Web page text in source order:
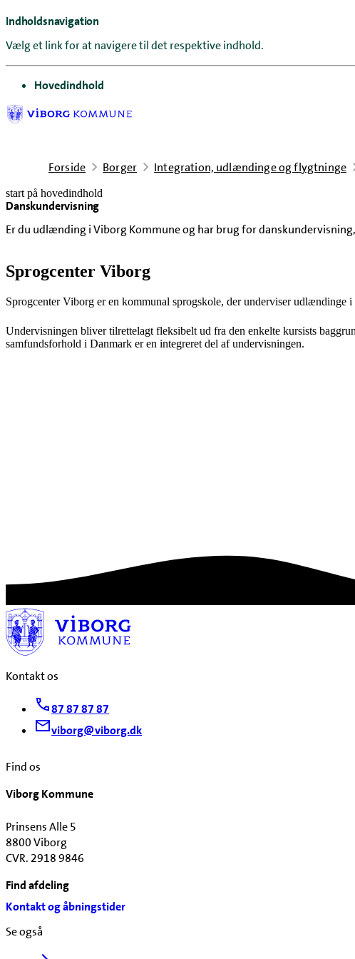
Indholdsnavigation
Vælg et link for at navigere til det respektive indhold.
gå til
Hovedindhold
Forside Borger Integration, udlændinge og flygtninge
start på hovedindhold
Danskundervisning
Er du udlænding i Viborg Kommune og har brug for
senest opdateret 18. februar 2026
Sprogcenter Viborg
Sprogcenter Viborg er en kommunal sprogskole, der underviser udlændinge
Undervisningen bliver tilrettelagt fleksibelt ud fra den enkelte kursists
samfundsforhold i Danmark er en integreret del af undervisningen.
Kontakt os
87 87 87 87
viborg@viborg.dk
Find os
Viborg Kommune
Prinsens Alle 5
8800 Viborg
CVR. 2918 9846
Find afdeling
Kontakt og åbningstider
Se også